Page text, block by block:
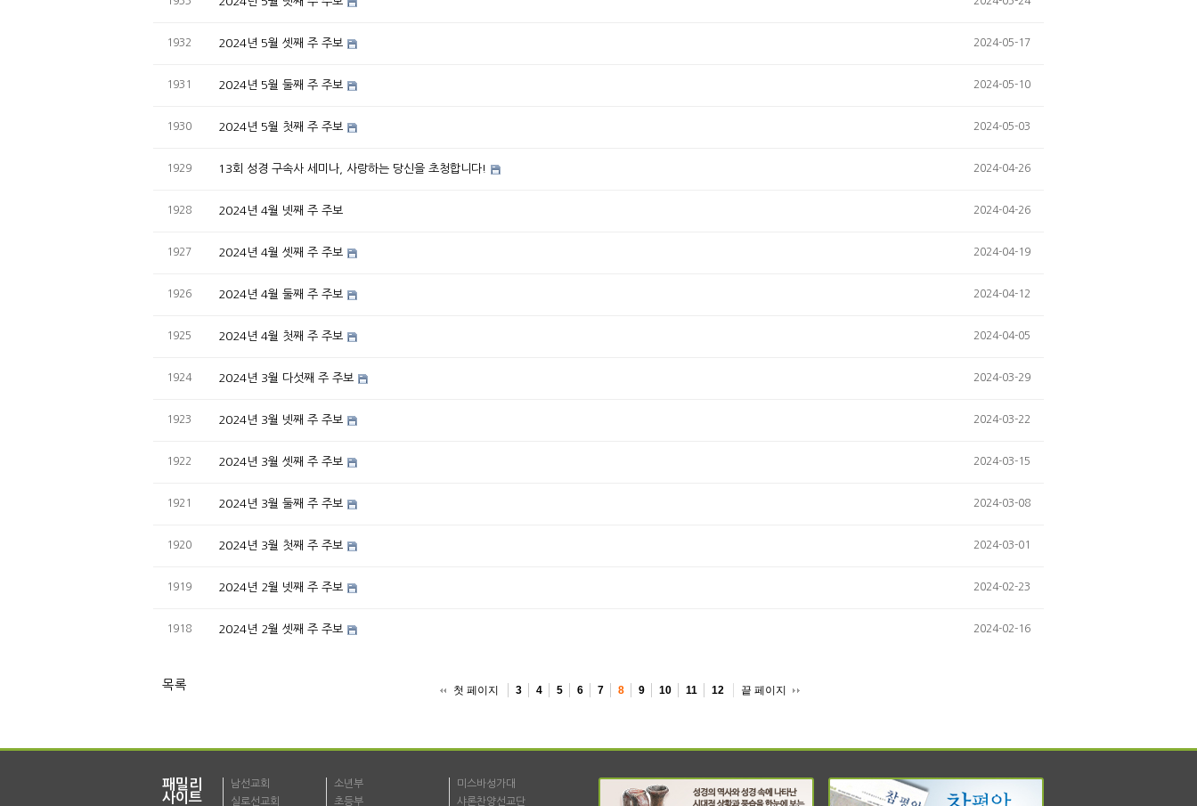
1932 2024년 5월 셋째 주 주보 2024-05-17
1931 2024년 5월 둘째 주 주보 2024-05-10
1930 2024년 5월 첫째 주 주보 2024-05-03
1929 13회 성경 구속사 세미나, 사랑하는 당신을 초청합니다! 2024-04-26
1928 2024년 4월 넷째 주 주보 2024-04-26
1927 2024년 4월 셋째 주 주보 2024-04-19
1926 2024년 4월 둘째 주 주보 2024-04-12
1925 2024년 4월 첫째 주 주보 2024-04-05
1924 2024년 3월 다섯째 주 주보 2024-03-29
1923 2024년 3월 넷째 주 주보 2024-03-22
1922 2024년 3월 셋째 주 주보 2024-03-15
1921 2024년 3월 둘째 주 주보 2024-03-08
1920 2024년 3월 첫째 주 주보 2024-03-01
1919 2024년 2월 넷째 주 주보 2024-02-23
1918 2024년 2월 셋째 주 주보 2024-02-16
목록 첫 페이지 3 4 5 6 7 8 9 10 11 12 끝 페이지
패밀리
사이트
남선교회
실로선교회
소년부
초등부
미스바성가대
샤론찬양선교단